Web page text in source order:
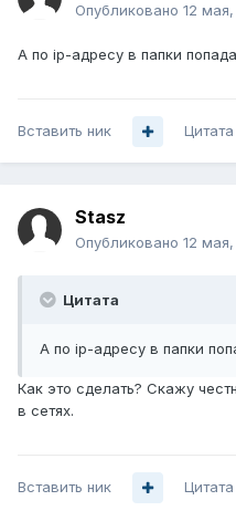
Опубликовано 12
А по ip-адресу в папки
Вставить ник Цитата
Stasz
Опубликовано 12
Цитата
А по ip-адресу в папки
Как это сделать? Скажу
в сетях.
Вставить ник Цитата